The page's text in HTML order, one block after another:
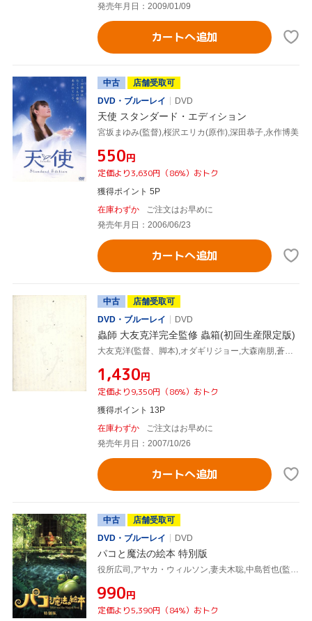
発売年月日：2009/01/09
カートへ追加
中古
店舗受取可
DVD・ブルーレイ
DVD
天使 スタンダード・エディション
宮坂まゆみ(監督),桜沢エリカ(原作),深田恭子,永作博美
¥550円
定価より3,630円（86%）おトク
獲得ポイント 5P
在庫わずか
ご注文はお早めに
発売年月日：2006/06/23
カートへ追加
中古
店舗受取可
DVD・ブルーレイ
DVD
蟲師 大友克洋完全監修 蟲箱(初回生産限定版)
大友克洋(監督、脚本),オダギリジョー,大森南朋,蒼井優,江角マキコ,漆原友紀(原作)
¥1,430円
定価より9,350円（86%）おトク
獲得ポイント 13P
在庫わずか
ご注文はお早めに
発売年月日：2007/10/26
カートへ追加
中古
店舗受取可
DVD・ブルーレイ
DVD
パコと魔法の絵本 特別版
¥990円
定価より5,390円（84%）おトク